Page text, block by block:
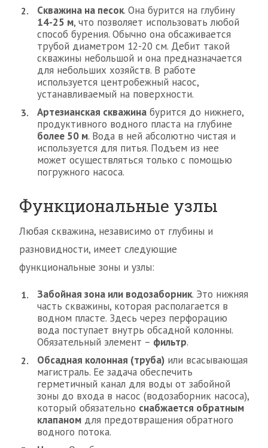
Скважина на песок. Она бурится на глубину
14-25 м, что позволяет использовать любой
способ бурения. Обычно она обсаживается
трубой диаметром 12-20 см. Дебит такой
скважины небольшой и она предназначается
для небольших хозяйств. В работе
используется центробежный насос,
устанавливаемый на поверхности.
Артезианская скважина бурится до нижнего,
продуктивного водного пласта на глубине
более 50 м. Вода в ней абсолютно чистая и
используется для питья. Подъем из нее
может осуществляться только с помощью
погружного насоса.
Функциональные узлы
Любая скважина, независимо от глубины и
разновидности, имеет следующие
функциональные зоны и узлы:
Забойная зона или водозаборник. Это нижняя
часть скважины, которая располагается в
водном пласте. Здесь через перфорацию
вода поступает внутрь обсадной колонны.
Обязательный элемент – фильтр.
Обсадная колонная (труба) или всасывающая
магистраль. Ее задача обеспечить
герметичный канал для воды от забойной
зоны до входа в насос (водозаборник насоса),
который обязательно снабжается обратным
клапаном для предотвращения обратного
водного потока.